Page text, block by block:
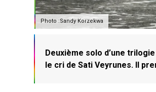
Photo :Sandy Korzekwa
Deuxième solo d’une
le cri de Sati Veyrunes. Il